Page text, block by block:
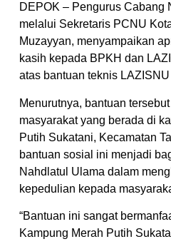
DEPOK – Pengurus Cabang
melalui Sekretaris PCNU
Muzayyan, menyampaikan
kasih kepada BPKH dan
atas bantuan teknis
Menurutnya, bantuan
masyarakat yang berada di
Putih Sukatani, Kecamatan
bantuan sosial ini menjadi
Nahdlatul Ulama dalam
kepedulian kepada
“Bantuan ini sangat
Kampung Merah Putih